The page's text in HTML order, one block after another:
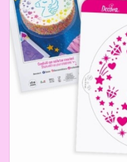
Cindy's Favorieten
Cadeaubonnen
Merken